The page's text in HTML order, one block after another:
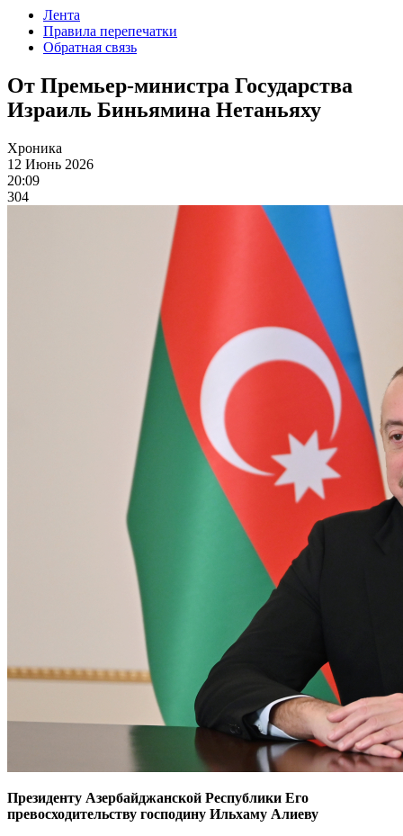
Лента
Правила перепечатки
Обратная связь
От Премьер-министра Государства
Израиль Биньямина Нетаньяху
Хроника
12 Июнь 2026
20:09
304
Президенту Азербайджанской Республики Его
превосходительству господину Ильхаму Алиеву